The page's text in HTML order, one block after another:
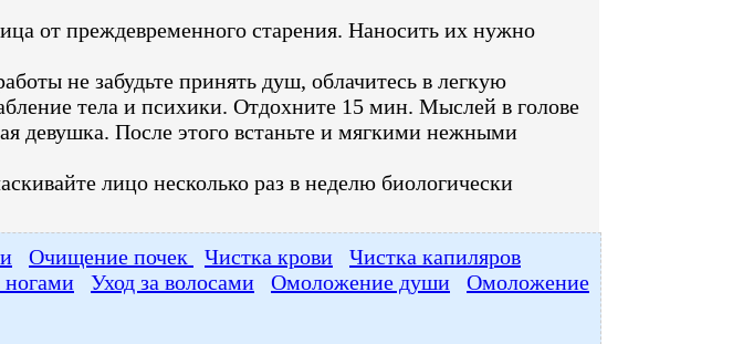
от преждевременного старения. Наносить их нужно
не забудьте принять душ, облачитесь в легкую
тела и психики. Отдохните 15 мин. Мыслей в голове
девушка. После этого встаньте и мягкими нежными
лицо несколько раз в неделю биологически
Очищение почек Чистка крови
Чистка капиляров
ногами Уход за волосами Омоложение души
Омоложение